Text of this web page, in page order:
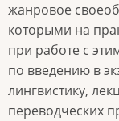
жанровое
которыми на
при работе с
по введению в
лингвистику,
переводческих